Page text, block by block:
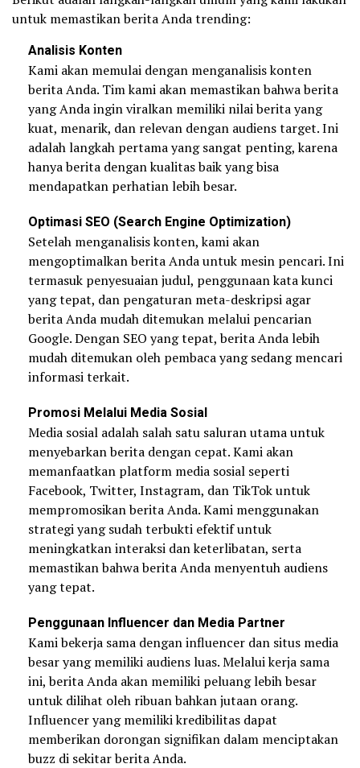
untuk memastikan berita Anda trending:
Analisis Konten
Kami akan memulai dengan menganalisis konten
berita Anda. Tim kami akan memastikan bahwa berita
yang Anda ingin viralkan memiliki nilai berita yang
kuat, menarik, dan relevan dengan audiens target. Ini
adalah langkah pertama yang sangat penting, karena
hanya berita dengan kualitas baik yang bisa
mendapatkan perhatian lebih besar.
Optimasi SEO (Search Engine Optimization)
Setelah menganalisis konten, kami akan
mengoptimalkan berita Anda untuk mesin pencari. Ini
termasuk penyesuaian judul, penggunaan kata kunci
yang tepat, dan pengaturan meta-deskripsi agar
berita Anda mudah ditemukan melalui pencarian
Google. Dengan SEO yang tepat, berita Anda lebih
mudah ditemukan oleh pembaca yang sedang mencari
informasi terkait.
Promosi Melalui Media Sosial
Media sosial adalah salah satu saluran utama untuk
menyebarkan berita dengan cepat. Kami akan
memanfaatkan platform media sosial seperti
Facebook, Twitter, Instagram, dan TikTok untuk
mempromosikan berita Anda. Kami menggunakan
strategi yang sudah terbukti efektif untuk
meningkatkan interaksi dan keterlibatan, serta
memastikan bahwa berita Anda menyentuh audiens
yang tepat.
Penggunaan Influencer dan Media Partner
Kami bekerja sama dengan influencer dan situs media
besar yang memiliki audiens luas. Melalui kerja sama
ini, berita Anda akan memiliki peluang lebih besar
untuk dilihat oleh ribuan bahkan jutaan orang.
Influencer yang memiliki kredibilitas dapat
memberikan dorongan signifikan dalam menciptakan
buzz di sekitar berita Anda.